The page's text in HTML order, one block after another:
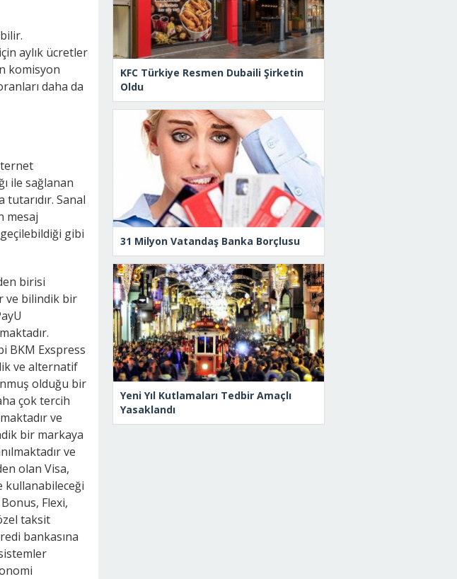
aylık ücretler
komisyon
daha da
ile sağlanan
Sanal
mesaj
gibi
birisi
ve bilindik bir
BKM Exspress
ve alternatif
olduğu bir
çok tercih
ve
bir markaya
ve
olan Visa,
kullanabileceği
Flexi,
taksit
bankasına
KFC Türkiye Resmen Dubaili Şirketin
Oldu
31 Milyon Vatandaş Banka Borçlusu
Yeni Yıl Kutlamaları Tedbir Amaçlı
Yasaklandı